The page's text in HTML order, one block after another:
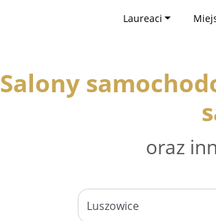
Laureaci
Salony
oraz